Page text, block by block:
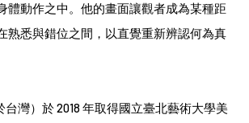
體動作之中。他的畫面讓觀者成為某種距
熟悉與錯位之間，以直覺重新辨認何為真
台灣）於 2018 年取得國立臺北藝術大學美